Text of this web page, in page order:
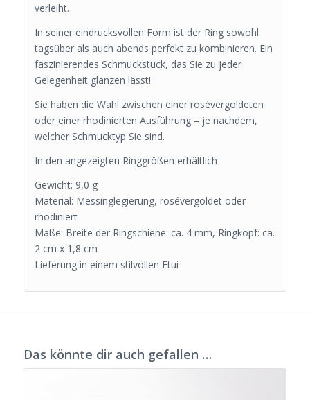
verleiht.
In seiner eindrucksvollen Form ist der Ring sowohl
tagsüber als auch abends perfekt zu kombinieren. Ein
faszinierendes Schmuckstück, das Sie zu jeder
Gelegenheit glänzen lässt!
Sie haben die Wahl zwischen einer rosévergoldeten
oder einer rhodinierten Ausführung – je nachdem,
welcher Schmucktyp Sie sind.
In den angezeigten Ringgrößen erhältlich
Gewicht: 9,0 g
Material: Messinglegierung, rosévergoldet oder
rhodiniert
Maße: Breite der Ringschiene: ca. 4 mm, Ringkopf: ca.
2 cm x 1,8 cm
Lieferung in einem stilvollen Etui
Das könnte dir auch gefallen …